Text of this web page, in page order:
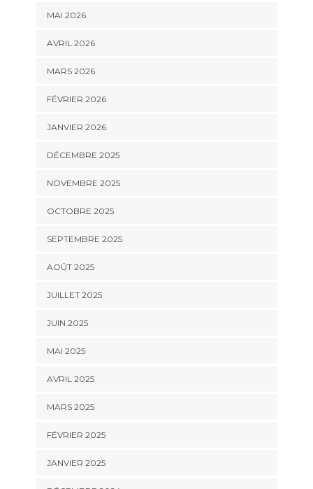
MAI 2026
AVRIL 2026
MARS 2026
FÉVRIER 2026
JANVIER 2026
DÉCEMBRE 2025
NOVEMBRE 2025
OCTOBRE 2025
SEPTEMBRE 2025
AOÛT 2025
JUILLET 2025
JUIN 2025
MAI 2025
AVRIL 2025
MARS 2025
FÉVRIER 2025
JANVIER 2025